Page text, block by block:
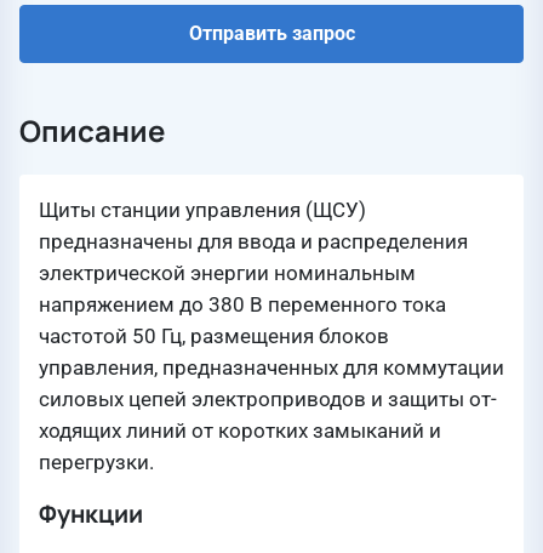
Отправить запрос
Описание
Щиты станции управления (ЩСУ)
предназначены для ввода и распределения
электрической энергии номинальным
напряжением до 380 В переменного тока
частотой 50 Гц, размещения блоков
управления, предназначенных для коммутации
силовых цепей электроприводов и защиты от-
ходящих линий от коротких замыканий и
перегрузки.
Функции